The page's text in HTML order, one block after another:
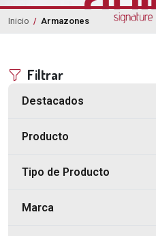
Inicio / Armazones
Filtrar
Destacados
Producto
Tipo de Producto
Marca